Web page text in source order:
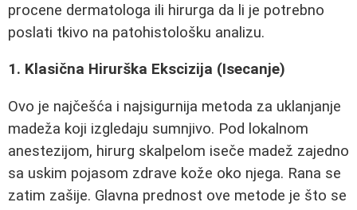
procene dermatologa ili hirurga da li je potrebno
poslati tkivo na patohistološku analizu.
1. Klasična Hirurška Ekscizija (Isecanje)
Ovo je najčešća i najsigurnija metoda za uklanjanje
madeža koji izgledaju sumnjivo. Pod lokalnom
anestezijom, hirurg skalpelom iseče madež zajedno
sa uskim pojasom zdrave kože oko njega. Rana se
zatim zašije. Glavna prednost ove metode je što se